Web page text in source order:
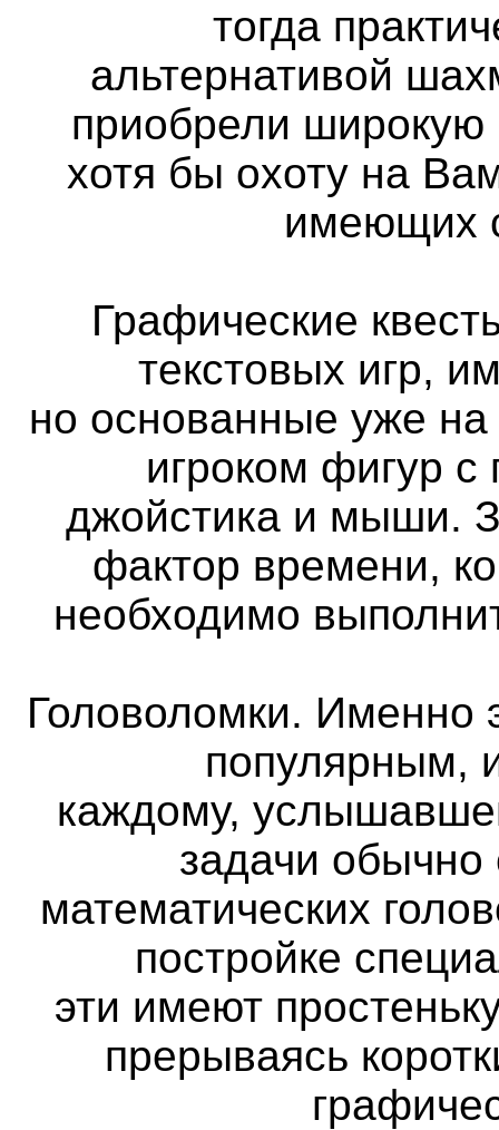
тогда
альтернативой
приобрели широкую
хотя бы охоту на
имеющих
Графические
текстовых игр,
но основанные уже
игроком фигур
джойстика и мыши.
фактор времени,
необходимо
Головоломки. Именно
популярным,
каждому,
задачи
математических
постройке
эти имеют
прерываясь